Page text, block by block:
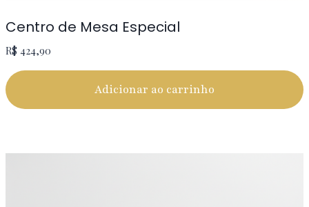
Centro de Mesa Especial
R$ 424,90
Adicionar ao carrinho